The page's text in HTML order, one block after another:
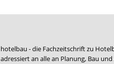
hotelbau - die Fachzeitschrift zu
adressiert an alle an Planung, Bau